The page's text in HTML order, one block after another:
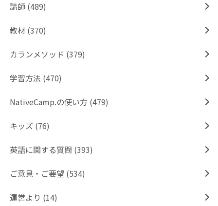
講師 (489)
教材 (370)
カランメソッド (379)
学習方法 (470)
NativeCamp.の使い方 (479)
キッズ (76)
英語に関する質問 (393)
ご意見・ご要望 (534)
運営より (14)